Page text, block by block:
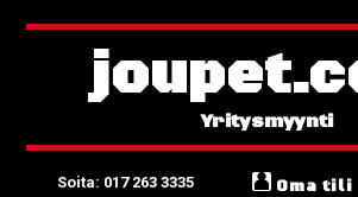
Soita: 017 263 3335
Oma tili